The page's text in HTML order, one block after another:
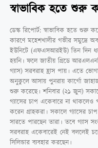
স্বাভাবিক হতে শুরু
ডেস্ক রিপোর্ট: স্বাভাবিক হতে শুরু
কারণে মহেশখালীর গভীর সমুদ্রে
ইউনিটে (এফএসআরইউ) তিন দিন
হয়নি। ফলে জাতীয় গ্রিডে
গ্যাস) সরবরাহ হ্রাস পায়। এতে
অনুকুলে আসায় পুনরায় কার্গো
শুরু করেছে। শনিবার (২১ জুন)
গ্যাসের চাপ একেবারে না
করেন গ্রাহকরা। সকালে গ্যাসের
সারতে পারছেন তারা। তবে
সরবরাহ একেবারেই নেই বললেই
সিলিন্ডার ব্যবহার করছেন।